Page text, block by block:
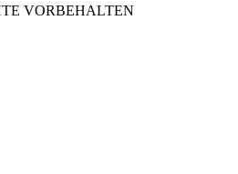
VORBEHALTEN